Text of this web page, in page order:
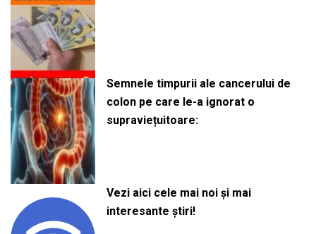
Semnele timpurii ale cancerului de
colon pe care le-a ignorat o
supraviețuitoare:
Vezi aici cele mai noi și mai
interesante știri!